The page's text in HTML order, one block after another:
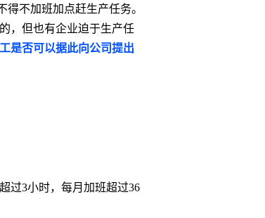
不加班加点赶生产任务。
，但也有企业迫于生产任
是否可以据此向公司提出
过3小时，每月加班超过36